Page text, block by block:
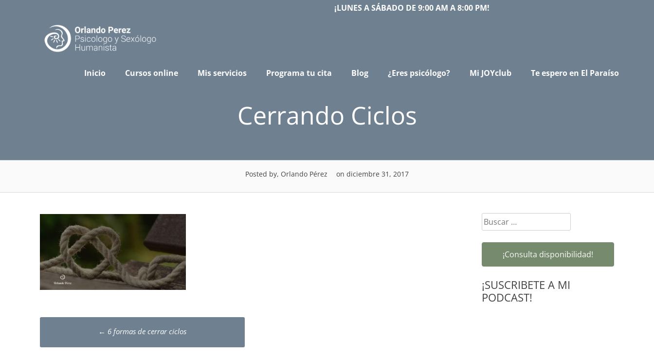
¡LUNES A SÁBADO DE 9:00 AM A 8:00 PM!
Inicio Cursos online Mis servicios Programa tu cita Blog ¿Eres psicólogo? Mi JOYclub Te espero en El Paraíso
Cerrando Ciclos
Posted by, Orlando Pérez on diciembre 31, 2017
Post
navigation
← 6 formas de cerrar ciclos
Buscar:
¡Consulta disponibilidad!
¡SUSCRIBETE A MI
PODCAST!